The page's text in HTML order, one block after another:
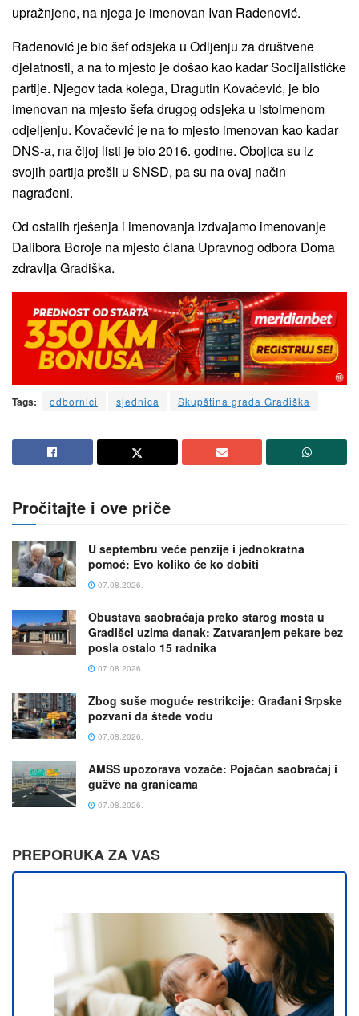
upražnjeno, na njega je imenovan Ivan Radenović.
Radenović je bio šef odsjeka u Odljenju za društvene
djelatnosti, a na to mjesto je došao kao kadar Socijalističke
partije. Njegov tada kolega, Dragutin Kovačević, je bio
imenovan na mjesto šefa drugog odsjeka u istoimenom
odjeljenju. Kovačević je na to mjesto imenovan kao kadar
DNS-a, na čijoj listi je bio 2016. godine. Obojica su iz
svojih partija prešli u SNSD, pa su na ovaj način
nagrađeni.
Od ostalih rješenja i imenovanja izdvajamo imenovanje
Dalibora Boroje na mjesto člana Upravnog odbora Doma
zdravlja Gradiška.
Tags: odbornici sjednica Skupština grada Gradiška
Pročitajte i ove priče
U septembru veće penzije i jednokratna
pomoć: Evo koliko će ko dobiti
07.08.2026.
Obustava saobraćaja preko starog mosta u
Gradišci uzima danak: Zatvaranjem pekare bez
posla ostalo 15 radnika
07.08.2026.
Zbog suše mogućе restrikcije: Građani Srpske
pozvani da štede vodu
07.08.2026.
AMSS upozorava vozače: Pojačan saobraćaj i
gužve na granicama
07.08.2026.
PREPORUKA ZA VAS